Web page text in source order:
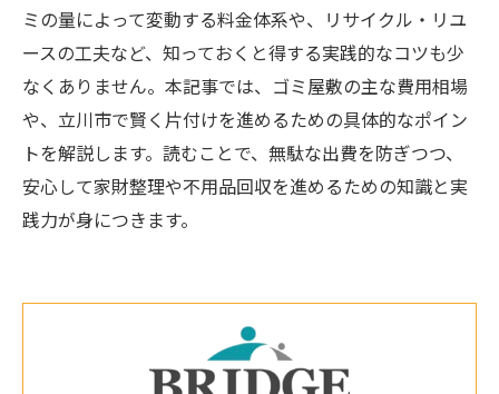
ミの量によって変動する料金体系や、リサイクル・リユ
ースの工夫など、知っておくと得する実践的なコツも少
なくありません。本記事では、ゴミ屋敷の主な費用相場
や、立川市で賢く片付けを進めるための具体的なポイン
トを解説します。読むことで、無駄な出費を防ぎつつ、
安心して家財整理や不用品回収を進めるための知識と実
践力が身につきます。